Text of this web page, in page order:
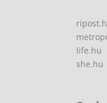
life.hu
she.hu